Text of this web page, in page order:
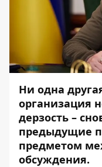
Ни одна
организация
дерзость –
предыдущие
предметом
обсуждения.